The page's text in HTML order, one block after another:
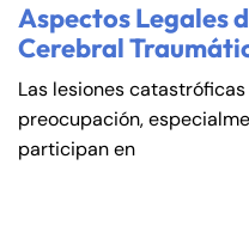
Aspectos Legales
Cerebral
Las lesiones
preocupación,
participan en